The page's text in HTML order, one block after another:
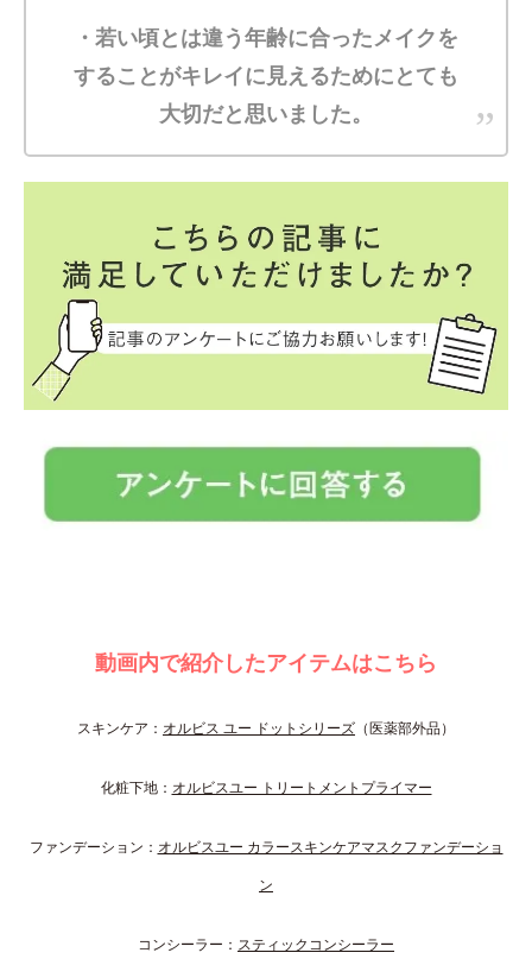
・若い頃とは違う年齢に合ったメイクを
することがキレイに見えるためにとても
大切だと思いました。
動画内で紹介したアイテムはこちら
スキンケア： オルビス ユー ドットシリーズ （医薬部外品）
化粧下地： オルビスユー トリートメントプライマー
ファンデーション： オルビスユー カラースキンケアマスクファンデーショ
ン
コンシーラー： スティックコンシーラー